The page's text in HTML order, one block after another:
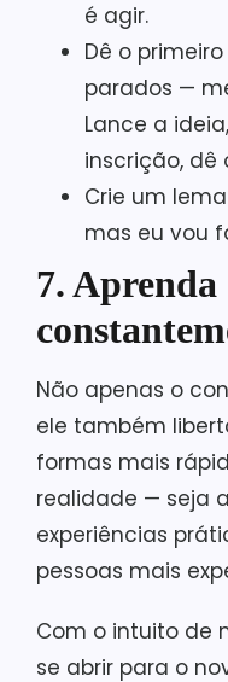
é agir.
Dê o
parados —
Lance a
inscrição, dê
Crie um
mas eu vou
7. Aprenda
Não apenas o
ele também
formas mais
realidade — seja
experiências
pessoas mais
Com o intuito de
se abrir para o